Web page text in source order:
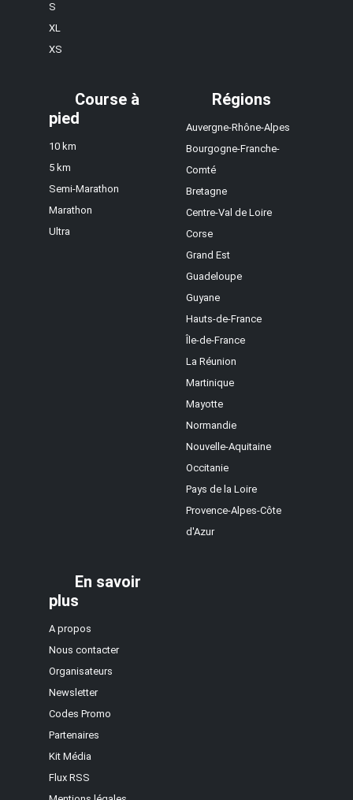
S
XL
XS
Course à
pied
10 km
5 km
Semi-Marathon
Marathon
Ultra
Régions
Auvergne-Rhône-Alpes
Bourgogne-Franche-
Comté
Bretagne
Centre-Val de Loire
Corse
Grand Est
Guadeloupe
Guyane
Hauts-de-France
Île-de-France
La Réunion
Martinique
Mayotte
Normandie
Nouvelle-Aquitaine
Occitanie
Pays de la Loire
Provence-Alpes-Côte
d'Azur
En savoir
plus
A propos
Nous contacter
Organisateurs
Newsletter
Codes Promo
Partenaires
Kit Média
Flux RSS